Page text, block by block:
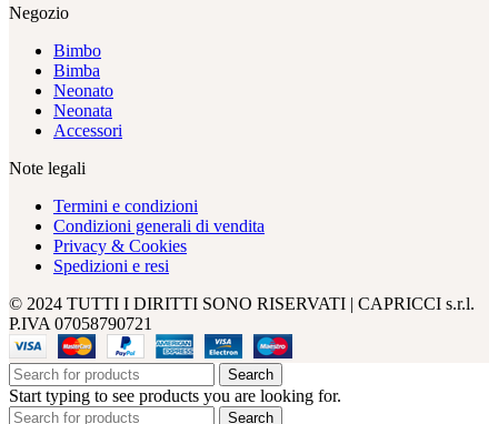
Negozio
Bimbo
Bimba
Neonato
Neonata
Accessori
Note legali
Termini e condizioni
Condizioni generali di vendita
Privacy & Cookies
Spedizioni e resi
© 2024 TUTTI I DIRITTI SONO RISERVATI | CAPRICCI s.r.l.
P.IVA 07058790721
Search
Start typing to see products you are looking for.
Search